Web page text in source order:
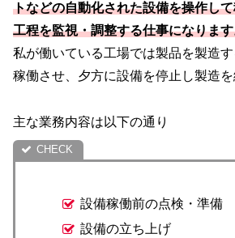
トなどの自動化された設備を操作し
工程を監視・調整する仕事になりま
私が働いている工場では製品を製造
稼働させ、夕方に設備を停止し製造を
主な業務内容は以下の通り
設備稼働前の点検・準備
設備の立ち上げ